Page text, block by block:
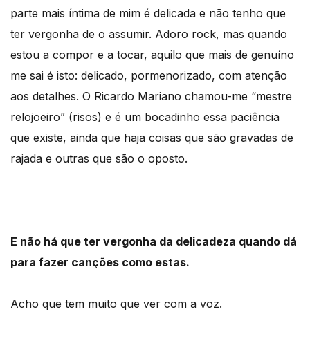
parte mais íntima de mim é delicada e não tenho que
ter vergonha de o assumir. Adoro rock, mas quando
estou a compor e a tocar, aquilo que mais de genuíno
me sai é isto: delicado, pormenorizado, com atenção
aos detalhes. O Ricardo Mariano chamou-me “mestre
relojoeiro” (risos) e é um bocadinho essa paciência
que existe, ainda que haja coisas que são gravadas de
rajada e outras que são o oposto.
E não há que ter vergonha da delicadeza quando dá
para fazer canções como estas.
Acho que tem muito que ver com a voz.